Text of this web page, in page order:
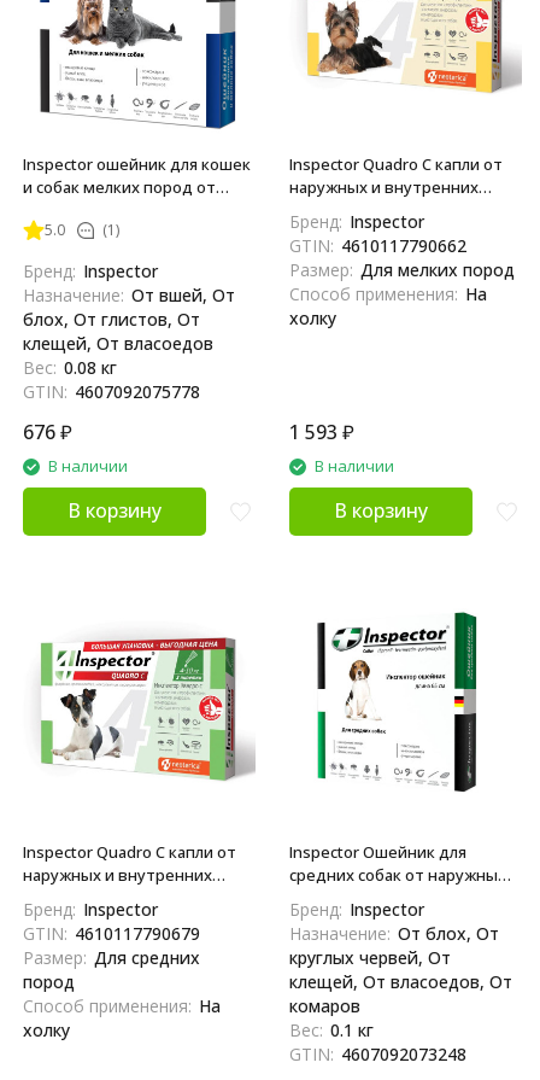
Inspector ошейник для кошек
и собак мелких пород от
паразитов 40 см
5.0 (1)
Бренд: Inspector
Назначение: От вшей, От
блох, От глистов, От
клещей, От власоедов
Вес: 0.08 кг
GTIN: 4607092075778
676₽
В наличии
В корзину
Inspector Quadro С капли от
наружных и внутренних
1-4 кг - 3 пипетки
Бренд: Inspector
GTIN: 4610117790662
Размер: Для мелких пород
Способ применения: На
холку
1 593 ₽
В наличии
В корзину
Inspector Quadro С капли от
наружных и внутренних
4-10 кг - 3 пипетки
Бренд: Inspector
GTIN: 4610117790679
Размер: Для средних
пород
Способ применения: На
холку
Inspector Ошейник для
средних собак от наружных
см
Бренд: Inspector
Назначение: От блох, От
круглых червей, От
клещей, От власоедов, От
комаров
Вес: 0.1 кг
GTIN: 4607092073248